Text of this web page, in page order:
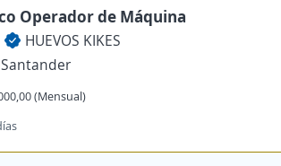
Operador de Máquina
HUEVOS KIKES
(Mensual)